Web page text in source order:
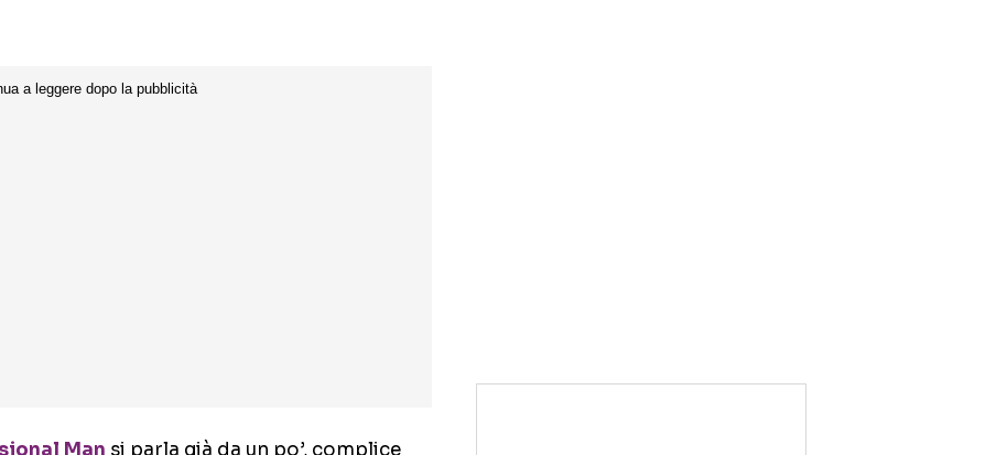
Man si parla già da un po’, complice